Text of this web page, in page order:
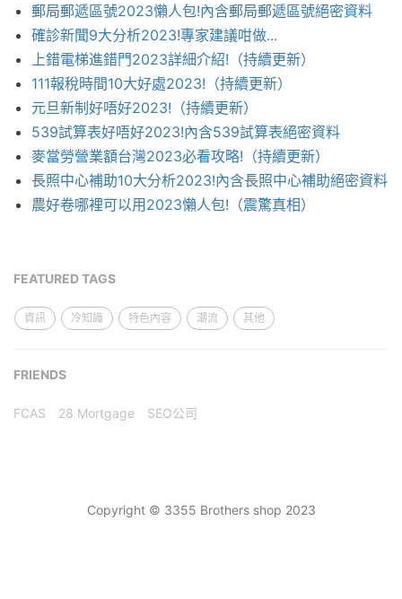
郵局郵遞區號2023懶人包!內含郵局郵遞區號絕密資料
確診新聞9大分析2023!專家建議咁做...
上錯電梯進錯門2023詳細介紹!（持續更新）
111報稅時間10大好處2023!（持續更新）
元旦新制好唔好2023!（持續更新）
539試算表好唔好2023!內含539試算表絕密資料
麥當勞營業額台灣2023必看攻略!（持續更新）
長照中心補助10大分析2023!內含長照中心補助絕密資料
農好卷哪裡可以用2023懶人包!（震驚真相）
FEATURED TAGS
資訊 冷知識 特色內容 潮流 其他
FRIENDS
FCAS 28 Mortgage SEO公司
Copyright © 3355 Brothers shop 2023